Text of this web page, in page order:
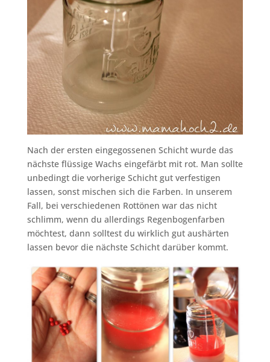
Nach der ersten eingegossenen Schicht wurde das
nächste flüssige Wachs eingefärbt mit rot. Man sollte
unbedingt die vorherige Schicht gut verfestigen
lassen, sonst mischen sich die Farben. In unserem
Fall, bei verschiedenen Rottönen war das nicht
schlimm, wenn du allerdings Regenbogenfarben
möchtest, dann solltest du wirklich gut aushärten
lassen bevor die nächste Schicht darüber kommt.